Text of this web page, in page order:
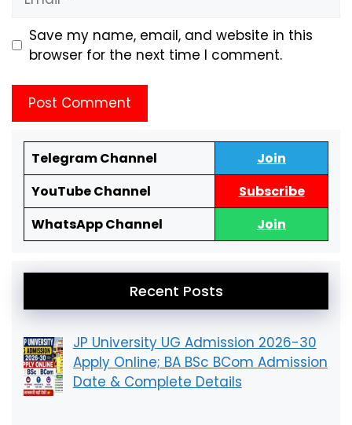
Website
Save my name, email, and website in this
browser for the next time I comment.
Telegram Channel
Join
YouTube Channel
Subscribe
WhatsApp Channel
Join
Recent Posts
JP University UG Admission 2026-30
Apply Online; BA BSc BCom Admission
Date & Complete Details